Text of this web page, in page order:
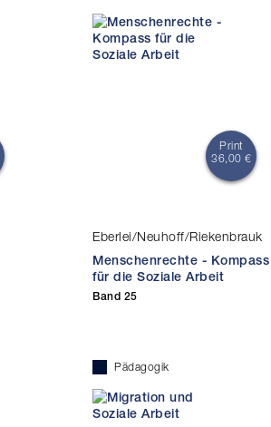
Print
36,00 €
Eberlei/Neuhoff/Riekenbrauk
Menschenrechte - Kompass
für die Soziale Arbeit
Band 25
Pädagogik